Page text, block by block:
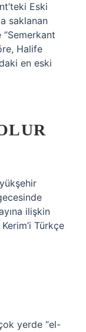
Eski
saklanan
“Semerkant
Halife
en eski
ilişkin
Türkçe
yerde “el-